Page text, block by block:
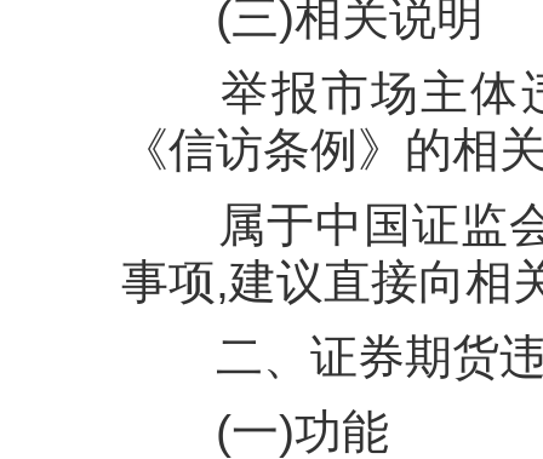
(三)相关说明
举报市场主体
《信访条例》的相
属于中国证监
事项,建议直接向相
二、证券期货
(一)功能